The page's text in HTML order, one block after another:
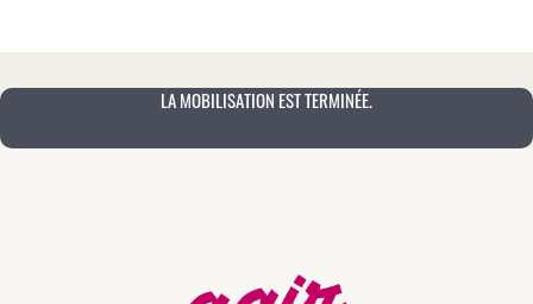
LA MOBILISATION EST TERMINÉE.